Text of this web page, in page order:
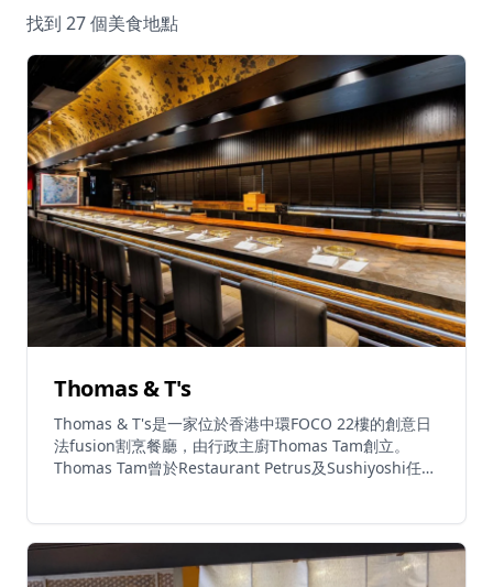
找到 27 個美食地點
Thomas & T's
Thomas & T's是一家位於香港中環FOCO 22樓的創意日
法fusion割烹餐廳，由行政主廚Thomas Tam創立。
Thomas Tam曾於Restaurant Petrus及Sushiyoshi任
招牌菜包括劍魚叉燒飯（以頂級魚肉的牛油質感配上叉燒
的煙燻甜味）、吞拿魚雙重壽司（以熟成拖羅配風乾脫水